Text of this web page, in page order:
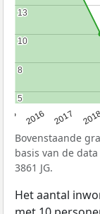
2016 2017
5
5
8
8
10
10
13
13
Bovenstaande
basis van de
3861 JG.
Het aantal